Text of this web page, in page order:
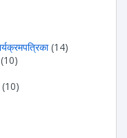
(14)
(10)
(10)